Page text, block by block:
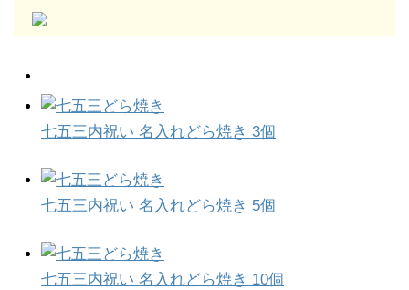
七五三内祝い 名入れどら焼き 3個
七五三内祝い 名入れどら焼き 5個
七五三内祝い 名入れどら焼き 10個